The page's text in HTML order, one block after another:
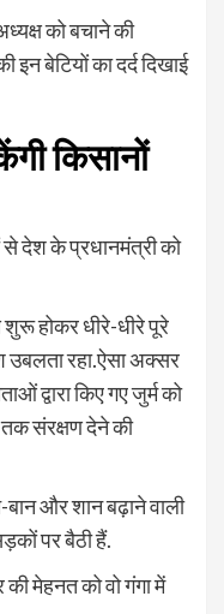
को बचाने की
बेटियों का दर्द दिखाई
किसानों
से देश के प्रधानमंत्री को
शुरू होकर धीरे-धीरे पूरे
रहा.ऐसा अक्सर
द्वारा किए गए जुर्म को
तक संरक्षण देने की
और शान बढ़ाने वाली
पर बैठी हैं.
मेहनत को वो गंगा में